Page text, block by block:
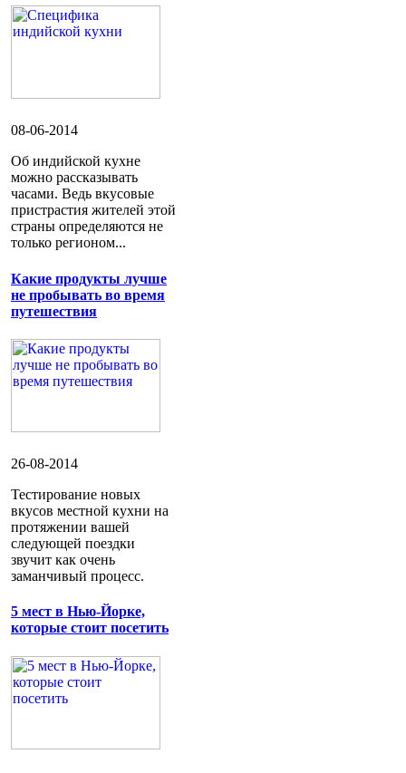
08-06-2014
Об индийской кухне
можно рассказывать
часами. Ведь вкусовые
пристрастия жителей этой
страны определяются не
только регионом...
Какие продукты лучше
не пробывать во время
путешествия
26-08-2014
Тестирование новых
вкусов местной кухни на
протяжении вашей
следующей поездки
звучит как очень
заманчивый процесс.
5 мест в Нью-Йорке,
которые стоит посетить